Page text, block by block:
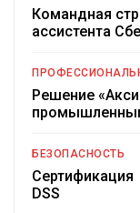
Командная
ассистента
Решение
БЕЗОПАСНОСТЬ
Сертификация
DSS